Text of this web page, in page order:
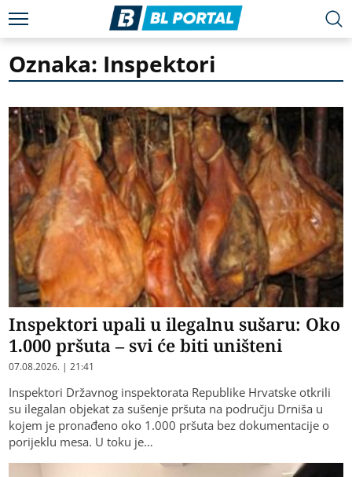
Oznaka: Inspektori
Inspektori upali u ilegalnu sušaru: Oko
1.000 pršuta – svi će biti uništeni
07.08.2026. | 21:41
Inspektori Državnog inspektorata Republike Hrvatske otkrili
su ilegalan objekat za sušenje pršuta na području Drniša u
kojem je pronađeno oko 1.000 pršuta bez dokumentacije o
porijeklu mesa. U toku je…